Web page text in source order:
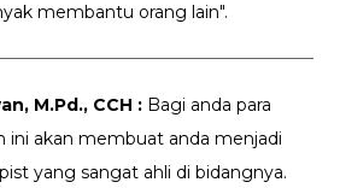
membantu orang lain".
M.Pd., CCH : Bagi anda para
ini akan membuat anda menjadi
yang sangat ahli di bidangnya.